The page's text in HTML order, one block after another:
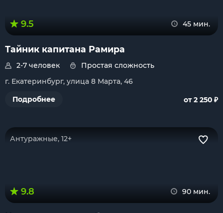
9.5 45 мин.
Тайник капитана Рамира
2-7 человек
Простая сложность
г. Екатеринбург, улица 8 Марта, 46
Подробнее
от 2 250 ₽
Антуражные, 12+
9.8 90 мин.